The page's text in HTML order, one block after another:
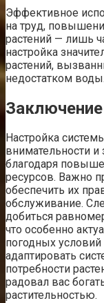
Эффективное
на труд,
растений — лишь
настройка
растений,
недостатком воды.
Заключение
Настройка
внимательности и
благодаря
ресурсов. Важно
обеспечить их
обслуживание.
добиться
что особенно
погодных
адаптировать
потребности
радовал вас
растительностью.